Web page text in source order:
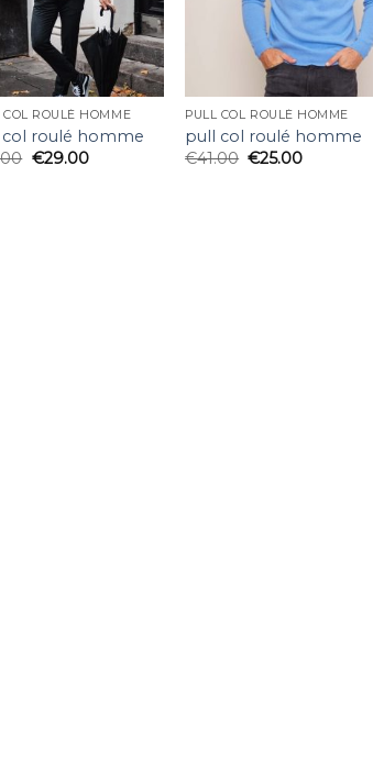
COL ROULÉ HOMME
roulé homme
€29.00
PULL COL ROULÉ HOMME
pull col roulé homme
€41.00 €25.00